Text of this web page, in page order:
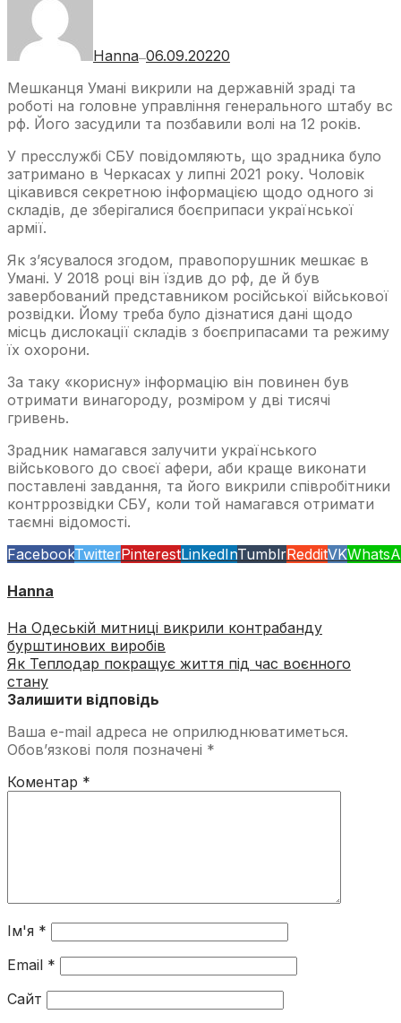
Hanna—06.09.20220
Мешканця Умані викрили на державній зраді та
роботі на головне управління генерального штабу вс
рф. Його засудили та позбавили волі на 12 років.
У пресслужбі СБУ повідомляють, що зрадника було
затримано в Черкасах у липні 2021 року. Чоловік
цікавився секретною інформацією щодо одного зі
складів, де зберігалися боєприпаси української
армії.
Як з’ясувалося згодом, правопорушник мешкає в
Умані. У 2018 році він їздив до рф, де й був
завербований представником російської військової
розвідки. Йому треба було дізнатися дані щодо
місць дислокації складів з боєприпасами та режиму
їх охорони.
За таку «корисну» інформацію він повинен був
отримати винагороду, розміром у дві тисячі
гривень.
Зрадник намагався залучити українського
військового до своєї афери, аби краще виконати
поставлені завдання, та його викрили співробітники
контррозвідки СБУ, коли той намагався отримати
таємні відомості.
FacebookTwitterPinterestLinkedInTumblrRedditVK
Hanna
На Одеській митниці викрили контрабанду
бурштинових виробів
Як Теплодар покращує життя під час воєнного
стану
Залишити відповідь
Ваша e-mail адреса не оприлюднюватиметься.
Обов’язкові поля позначені *
Коментар *
Ім'я *
Email *
Сайт